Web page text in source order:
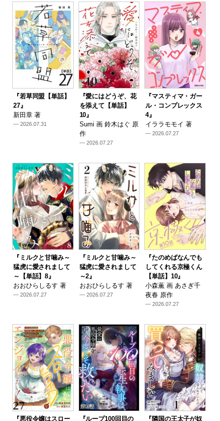
『若草同盟【単話】
27』
新田章 著
— 2026.07.31
『愛にはどうぞ、花
を添えて【単話】
10』
Sumi 画 鈴木はぐ 原
作
— 2026.07.27
『マスティマ・ガー
ル・コンプレックス
4』
イララモモイ 著
— 2026.07.27
『ミルクと甘噛み～
猛虎に愛されまして
～【単話】8』
おおひらしるす 著
— 2026.07.27
『ミルクと甘噛み～
猛虎に愛されまして
～2』
おおひらしるす 著
— 2026.07.27
『たのめばなんでも
してくれる京極くん
【単話】10』
小森薫 画 あさぎ千
夜春 原作
— 2026.07.27
『悪役令嬢はスロー
『ループ100回目の
『隣国の王太子が奴